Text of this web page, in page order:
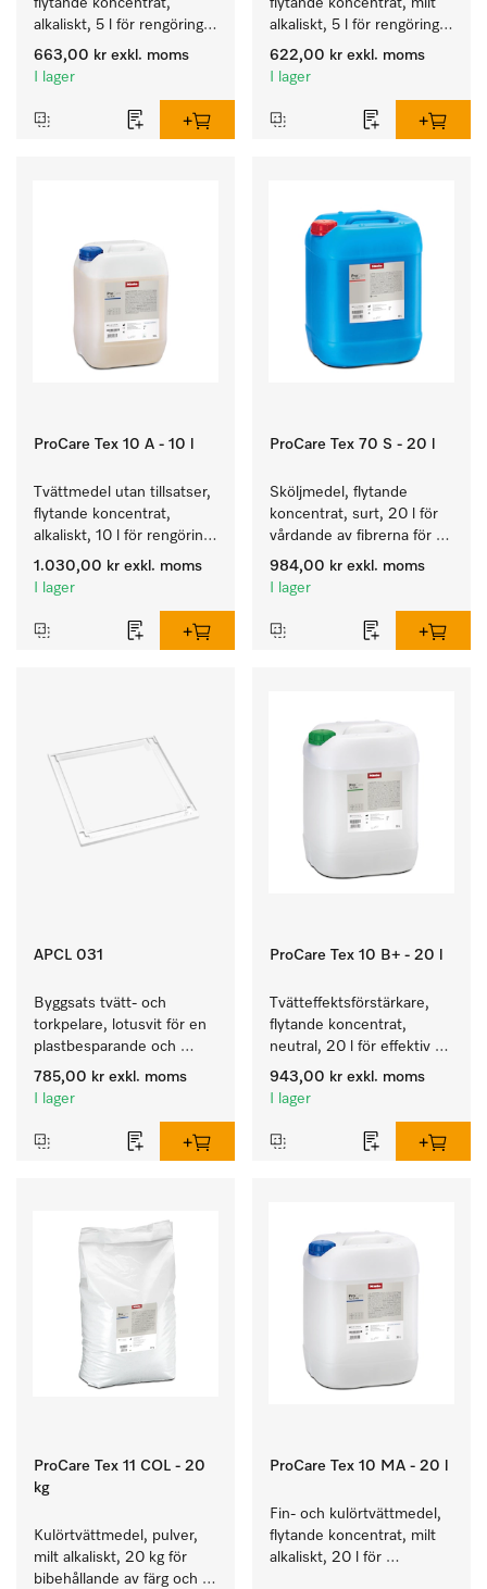
flytande koncentrat,
alkaliskt, 5 l för rengöring
av vittvätt och färgäkta
kulörtvätt.
663,00 kr exkl. moms
I lager
flytande koncentrat, milt
alkaliskt, 5 l för rengöring
av kulörtvätt och ömtåliga
textilier.
622,00 kr exkl. moms
I lager
ProCare Tex 10 A - 10 l
Tvättmedel utan tillsatser,
flytande koncentrat,
alkaliskt, 10 l för rengöring
av vittvätt och färgäkta
kulörtvätt.
1.030,00 kr exkl. moms
I lager
ProCare Tex 70 S - 20 l
Sköljmedel, flytande
koncentrat, surt, 20 l för
vårdande av fibrerna för
en långvarig smidighet
hos textilierna.
984,00 kr exkl. moms
I lager
APCL 031
Byggsats tvätt- och
torkpelare, lotusvit för en
plastbesparande och
säker montering i en
tvätt/tork-pelare.
785,00 kr exkl. moms
I lager
ProCare Tex 10 B+ - 20 l
Tvätteffektsförstärkare,
flytande koncentrat,
neutral, 20 l för effektiv
borttagning av fettbaserad
smuts.
943,00 kr exkl. moms
I lager
ProCare Tex 11 COL - 20
kg
Kulörtvättmedel, pulver,
milt alkaliskt, 20 kg för
bibehållande av färg och
ProCare Tex 10 MA - 20 l
Fin- och kulörtvättmedel,
flytande koncentrat, milt
alkaliskt, 20 l för